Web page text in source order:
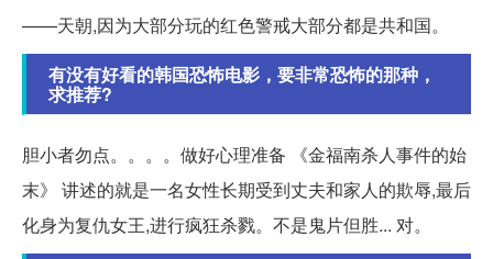
——天朝,因为大部分玩的红色警戒大部分都是共和国。
有没有好看的韩国恐怖电影，要非常恐怖的那种，
求推荐?
胆小者勿点。。。。做好心理准备 《金福南杀人事件的始
末》 讲述的就是一名女性长期受到丈夫和家人的欺辱,最后
化身为复仇女王,进行疯狂杀戮。不是鬼片但胜... 对。